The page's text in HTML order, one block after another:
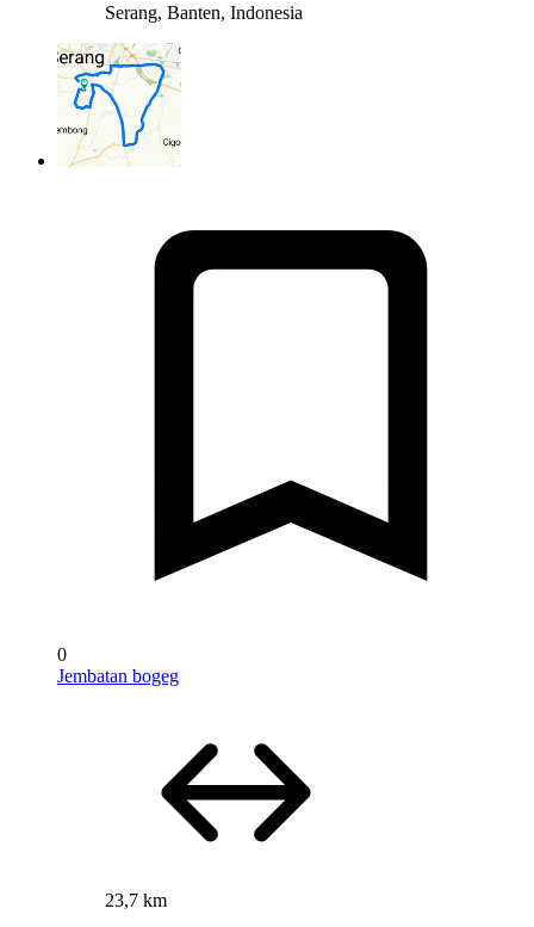
Serang, Banten, Indonesia
0
Jembatan bogeg
23,7 km